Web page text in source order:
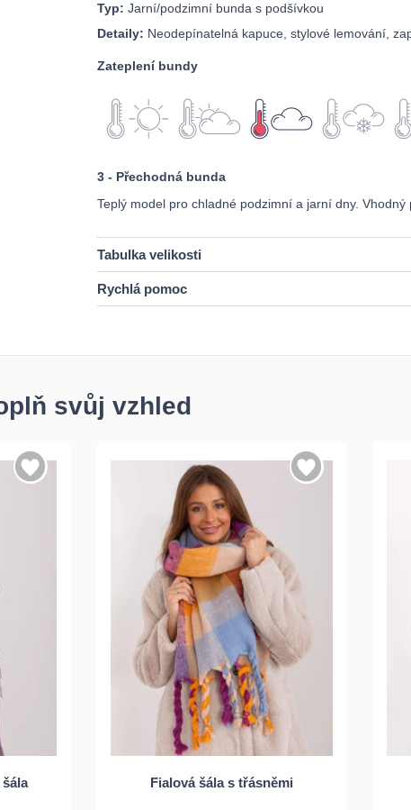
Typ: Jarní/podzimní bunda s podšívkou
Detaily: Neodepínatelná kapuce, stylové lemování,
Zateplení bundy
3 - Přechodná bunda
Teplý model pro chladné podzimní a jarní dny. Vhodný
Tabulka velikosti
Rychlá pomoc
svůj vzhled
Fialová šála s třásněmi
Univerzální